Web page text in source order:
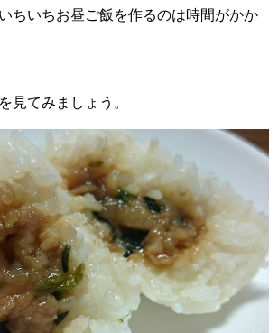
ちいちお昼ご飯を作るのは時間がかか
見てみましょう。